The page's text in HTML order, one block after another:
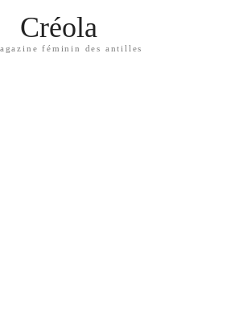
Créola
féminin des antilles